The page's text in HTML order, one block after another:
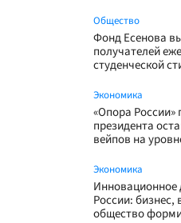
Общество
Фонд Есенова
получателей
студенческой
Экономика
«Опора России»
президента
вейпов на
Экономика
Инновационное
России: бизнес,
общество